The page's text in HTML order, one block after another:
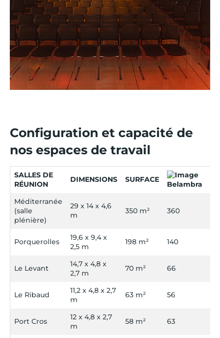
Configuration et capacité de
nos espaces de travail
SALLES DE
RÉUNION
DIMENSIONS SURFACE
Méditerranée
(salle
plénière)
29 x 14 x 4,6
m
350 m² 360
Porquerolles
19,6 x 9,4 x
2,5 m
198 m² 140
Le Levant
14,7 x 4,8 x
2,7 m
70 m² 66
Le Ribaud
11,2 x 4,8 x 2,7
m
63 m² 56
Port Cros
12 x 4,8 x 2,7
m
58 m² 63